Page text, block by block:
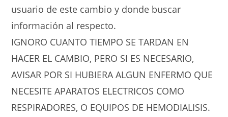
usuario de este cambio y donde buscar
información al respecto.
IGNORO CUANTO TIEMPO SE TARDAN EN
HACER EL CAMBIO, PERO SI ES NECESARIO,
AVISAR POR SI HUBIERA ALGUN ENFERMO QUE
NECESITE APARATOS ELECTRICOS COMO
RESPIRADORES, O EQUIPOS DE HEMODIALISIS.